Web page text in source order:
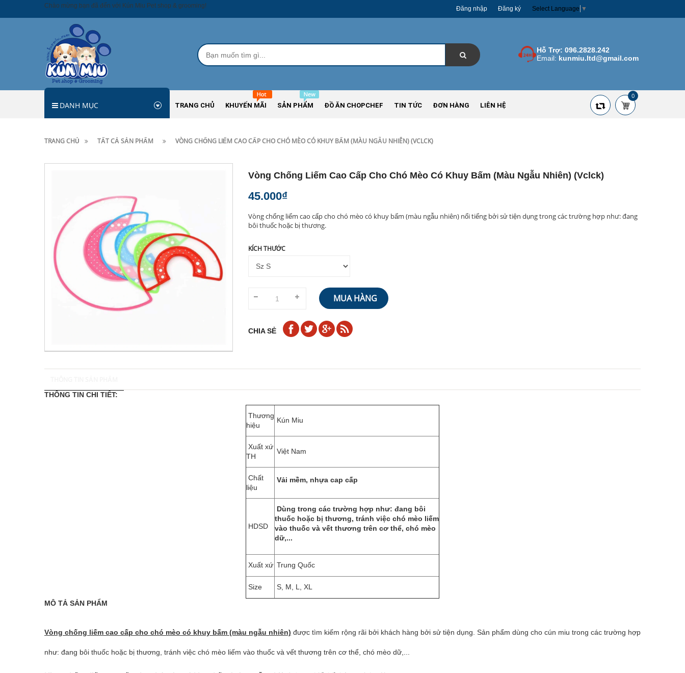
Chào mừng bạn đã đến với Kún Miu Pet shop & grooming! Đăng nhập Đăng ký Select Language ▼
Hỗ Trợ: 096.2828.242
Email: kunmiu.ltd@gmail.com
DANH MỤC TRANG CHỦ KHUYẾN MÃI SẢN PHẨM ĐỒ ĂN CHOPCHEF TIN TỨC ĐƠN HÀNG LIÊN HỆ
0
TRANG CHỦ TẤT CẢ SẢN PHẨM VÒNG CHỐNG LIẾM CAO CẤP CHO CHÓ MÈO CÓ KHUY BẤM (MÀU NGẪU NHIÊN) (VCLCK)
Vòng Chống Liếm Cao Cấp Cho Chó Mèo Có Khuy Bấm (màu Ngẫu Nhiên) (vclck)
45.000₫
Vòng chống liếm cao cấp cho chó mèo có khuy bấm (màu ngẫu nhiên) nổi tiếng bởi sử tiện dụng trong các trường hợp như: đang
bôi thuốc hoặc bị thương.
KÍCH THƯỚC
MUA HÀNG
CHIA SẺ
THÔNG TIN CHI TIẾT:
Thương
hiệu
Kún Miu
Xuất xứ
TH
Việt Nam
Chất
liệu
Vải mềm, nhựa cap cấp
HDSD
Dùng trong các trường hợp như: đang bôi
thuốc hoặc bị thương, tránh việc chó mèo liếm
vào thuốc và vết thương trên cơ thể, chó mèo
dữ,...
Xuất xứ Trung Quốc
Size
S, M, L, XL
MÔ TẢ SẢN PHẨM
Vòng chống liếm cao cấp cho chó mèo có khuy bấm (màu ngẫu nhiên) được tìm kiếm rộng rãi bởi khách hàng bởi sử tiện dụng. Sản phẩm dùng cho cún miu trong các trường hợp
như: đang bôi thuốc hoặc bị thương, tránh việc chó mèo liếm vào thuốc và vết thương trên cơ thể, chó mèo dữ,...